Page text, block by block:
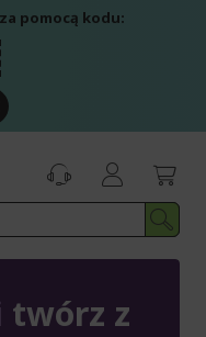
pomocą kodu:
twórz z